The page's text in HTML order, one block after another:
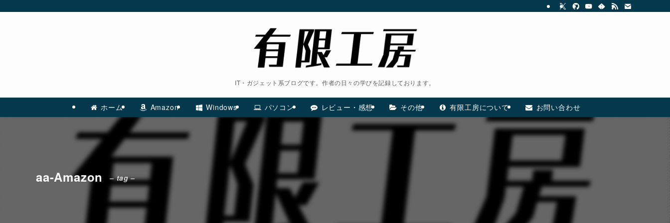
IT・ガジェット系ブログです。作者の日々の学びを記録しております。
ホーム Amazon Windows パソコン レビュー・感想 その他 有限工房について お問い合わせ
aa-Amazon – tag –